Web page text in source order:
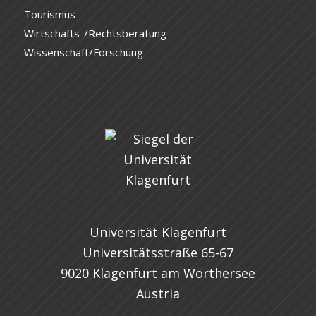
Tourismus
Wirtschafts-/Rechtsberatung
Wissenschaft/Forschung
Universität Klagenfurt
Universitätsstraße 65-67
9020 Klagenfurt am Wörthersee
Austria